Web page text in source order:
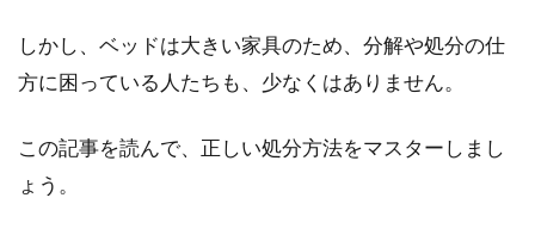
しかし、ベッドは大きい家具のため、分解や処分の仕
方に困っている人たちも、少なくはありません。
この記事を読んで、正しい処分方法をマスターしまし
ょう。